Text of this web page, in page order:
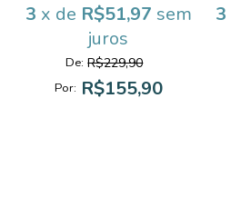
3 x de R$51,97 sem
juros
De: R$229,90
Por: R$155,90
3